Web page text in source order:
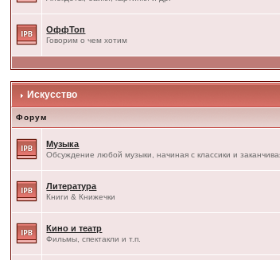
ОффТоп
Говорим о чем хотим
Искусство
Форум
Музыка
Обсуждение любой музыки, начиная с классики и
Литература
Книги & Книжечки
Кино и театр
Фильмы, спектакли и т.п.